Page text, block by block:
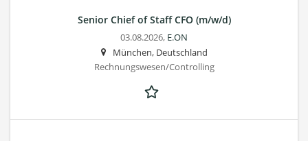
Senior Chief of Staff CFO (m/w/d)
03.08.2026, E.ON
München, Deutschland
Rechnungswesen/Controlling